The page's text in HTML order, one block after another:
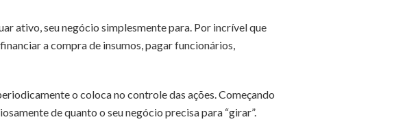
ativo, seu negócio simplesmente para. Por incrível que
a compra de insumos, pagar funcionários,
o coloca no controle das ações. Começando
de quanto o seu negócio precisa para “girar”.